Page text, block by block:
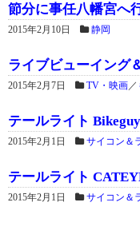
節分に事任八幡宮へ
2015年2月10日 静岡
ライブビューイング
2015年2月7日 TV・映画／
テールライト
2015年2月1日 サイコン＆
テールライト
2015年2月1日 サイコン＆